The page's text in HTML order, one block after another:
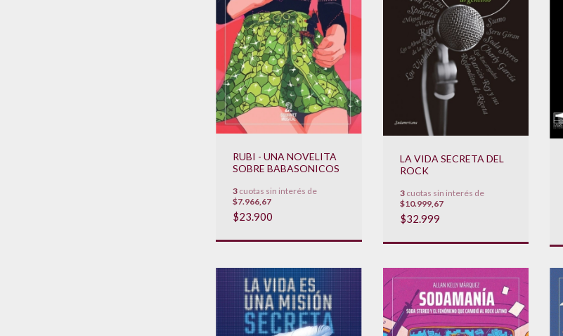
RUBI - UNA NOVELITA
SOBRE BABASONICOS
3 cuotas sin interés de
$7.966,67
$23.900
LA VIDA SECRETA DEL
ROCK
3cuotas sin interés de
$10.999,67
$32.999